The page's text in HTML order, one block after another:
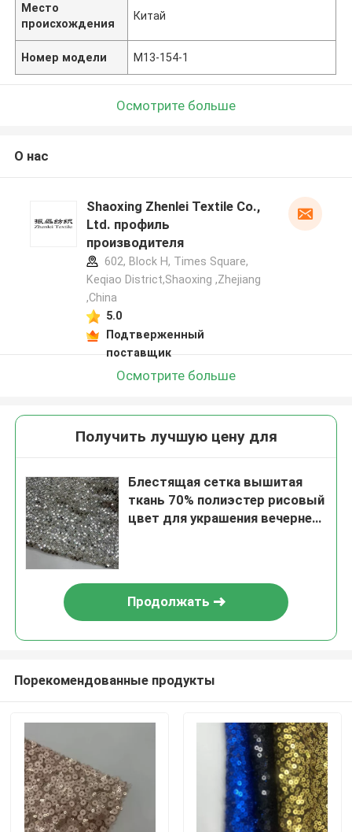
Место
происхождения
Китай
Номер модели M13-154-1
Осмотрите больше
О нас
Shaoxing Zhenlei Textile Co.,
Ltd. профиль
производителя
602, Block H, Times Square,
Keqiao District,Shaoxing ,Zhejiang
,China
5.0
Подтверженный
поставщик
Осмотрите больше
Получить лучшую цену для
Блестящая сетка вышитая
ткань 70% полиэстер рисовый
цвет для украшения вечернее
Продолжать
Порекомендованные продукты